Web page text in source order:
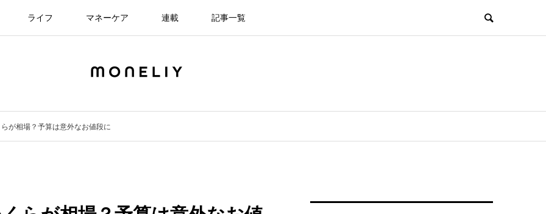
ライフ マネーケア 連載 記事一覧
が相場？予算は意外なお値段に